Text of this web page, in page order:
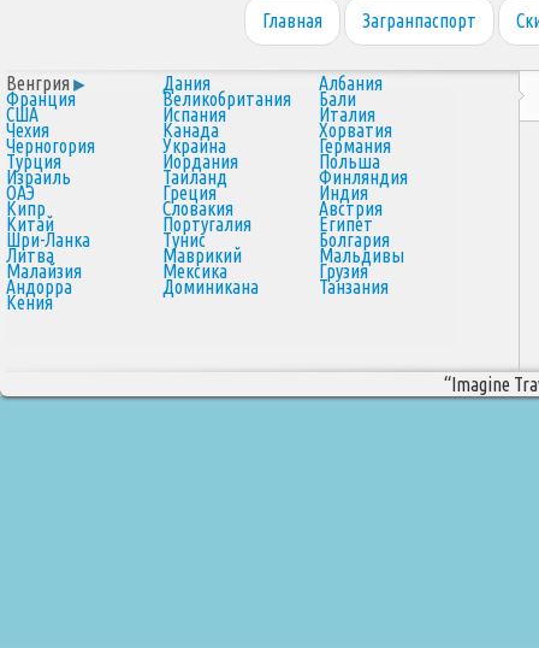
Главная Загранпаспорт
Венгрия Дания Албания
Франция Великобритания Бали
США Испания Италия
Чехия Канада Хорватия
Черногория Украина Германия
Турция Иордания Польша
Израиль Таиланд Финляндия
ОАЭ Греция Индия
Кипр Словакия Австрия
Китай Португалия Египет
Шри-Ланка Тунис Болгария
Литва Маврикий Мальдивы
Малайзия Мексика Грузия
Андорра Доминикана Танзания
Кения
“Imagine